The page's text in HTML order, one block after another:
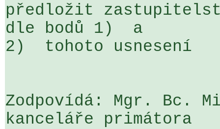
předložit
dle bodů 1)  a
2)  tohoto usnesení
Zodpovídá: Mgr. Bc.
kanceláře primátora